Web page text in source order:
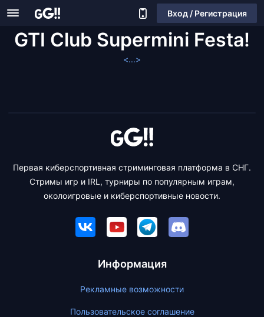
Вход / Регистрация
GTI Club Supermini Festa!
<...>
Первая киберспортивная стриминговая платформа в СНГ.
Стримы игр и IRL, турниры по популярным играм,
околоигровые и киберспортивные новости.
Информация
Рекламные возможности
Пользовательское соглашение